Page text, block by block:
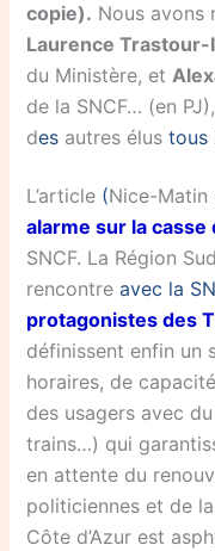
copie). Nous avons
Laurence
du Ministère, et
de la SNCF… (en
des autres élus tous
L’article (Nice-Matin
alarme sur la
SNCF. La Région
rencontre avec la
protagonistes des
définissent enfin un
horaires, de
des usagers avec
trains…) qui
en attente du
politiciennes et de
Côte d’Azur est